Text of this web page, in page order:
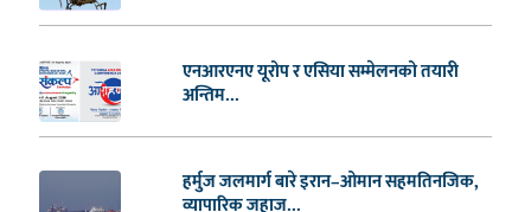
एनआरएनए यूरोप र एसिया सम्मेलनको तयारी
अन्तिम...
हर्मुज जलमार्ग बारे इरान–ओमान सहमतिनजिक,
व्यापारिक जहाज...